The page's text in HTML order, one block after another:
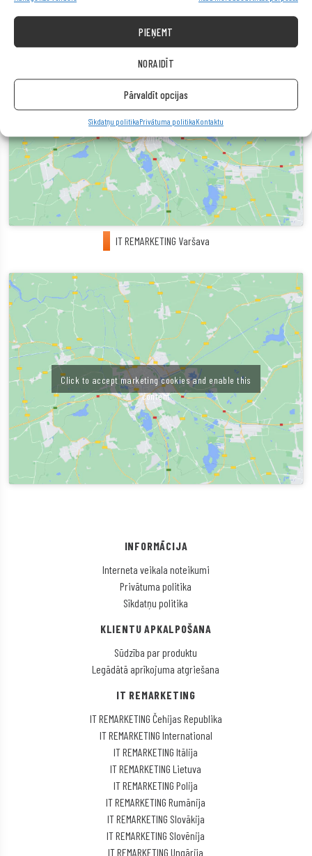
PIEŅEMT
NORAIDĪT
Pārvaldīt opcijas
Sīkdatņu politikaPrivātuma politikaKontaktu
Click to accept marketing cookies and enable this
content
IT REMARKETING Varšava
Click to accept marketing cookies and enable this
content
INFORMĀCIJA
Interneta veikala noteikumi
Privātuma politika
Sīkdatņu politika
KLIENTU APKALPOŠANA
Sūdzība par produktu
Legādātā aprīkojuma atgriešana
IT REMARKETING
IT REMARKETING Čehijas Republika
IT REMARKETING International
IT REMARKETING Itālija
IT REMARKETING Lietuva
IT REMARKETING Polija
IT REMARKETING Rumānija
IT REMARKETING Slovākija
IT REMARKETING Slovēnija
IT REMARKETING Ungārija